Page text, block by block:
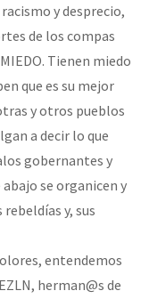
y desprecio,
de los compas
Tienen miedo
que es su mejor
y otros pueblos
a decir lo que
gobernantes y
se organicen y
y, sus
entendemos
herman@s de